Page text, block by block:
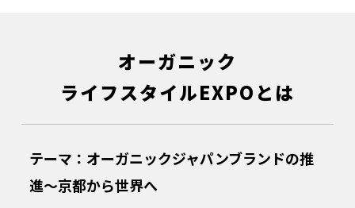
オーガニック
ライフスタイルEXPOとは
テーマ：オーガニックジャパンブランドの推
進～京都から世界へ